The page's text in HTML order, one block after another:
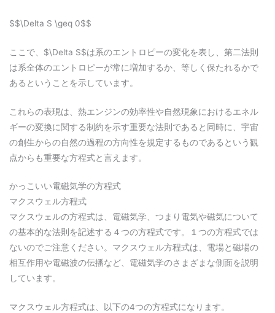
$$\Delta S \geq 0$$
ここで、$\Delta S$は系のエントロピーの変化を表し、第二法則
は系全体のエントロピーが常に増加するか、等しく保たれるかで
あるということを示しています。
これらの表現は、熱エンジンの効率性や自然現象におけるエネル
ギーの変換に関する制約を示す重要な法則であると同時に、宇宙
の創生からの自然の過程の方向性を規定するものであるという観
点からも重要な方程式と言えます。
かっこいい電磁気学の方程式
マクスウェル方程式
マクスウェルの方程式は、電磁気学、つまり電気や磁気について
の基本的な法則を記述する４つの方程式です。１つの方程式では
ないのでご注意ください。マクスウェル方程式は、電場と磁場の
相互作用や電磁波の伝播など、電磁気学のさまざまな側面を説明
しています。
マクスウェル方程式は、以下の4つの方程式になります。